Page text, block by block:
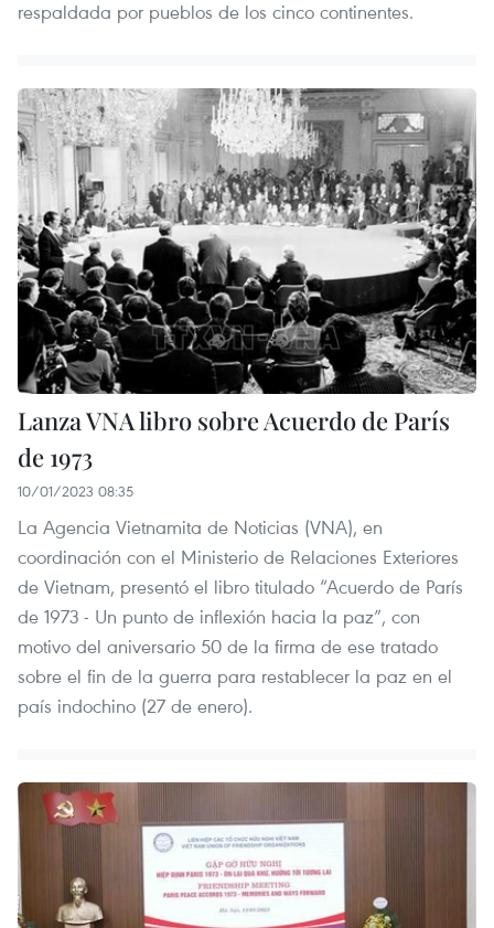
respaldada por pueblos de los cinco continentes.
Lanza VNA libro sobre Acuerdo de París
de 1973
10/01/2023 08:35
La Agencia Vietnamita de Noticias (VNA), en
coordinación con el Ministerio de Relaciones Exteriores
de Vietnam, presentó el libro titulado “Acuerdo de París
de 1973 - Un punto de inflexión hacia la paz”, con
motivo del aniversario 50 de la firma de ese tratado
sobre el fin de la guerra para restablecer la paz en el
país indochino (27 de enero).